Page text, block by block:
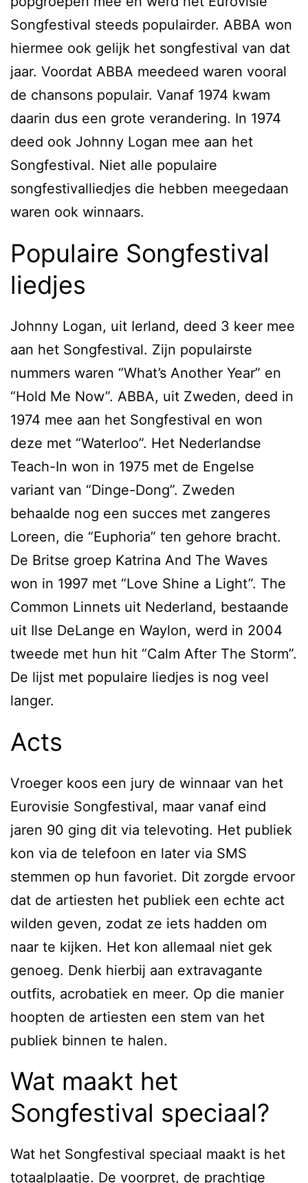
Songfestival steeds populairder. ABBA won
hiermee ook gelijk het songfestival van dat
jaar. Voordat ABBA meedeed waren vooral
de chansons populair. Vanaf 1974 kwam
daarin dus een grote verandering. In 1974
deed ook Johnny Logan mee aan het
Songfestival. Niet alle populaire
songfestivalliedjes die hebben meegedaan
waren ook winnaars.
Populaire Songfestival
liedjes
Johnny Logan, uit Ierland, deed 3 keer mee
aan het Songfestival. Zijn populairste
nummers waren “What’s Another Year” en
“Hold Me Now”. ABBA, uit Zweden, deed in
1974 mee aan het Songfestival en won
deze met “Waterloo”. Het Nederlandse
Teach-In won in 1975 met de Engelse
variant van “Dinge-Dong”. Zweden
behaalde nog een succes met zangeres
Loreen, die “Euphoria” ten gehore bracht.
De Britse groep Katrina And The Waves
won in 1997 met “Love Shine a Light”. The
Common Linnets uit Nederland, bestaande
uit Ilse DeLange en Waylon, werd in 2004
tweede met hun hit “Calm After The Storm”.
De lijst met populaire liedjes is nog veel
langer.
Acts
Vroeger koos een jury de winnaar van het
Eurovisie Songfestival, maar vanaf eind
jaren 90 ging dit via televoting. Het publiek
kon via de telefoon en later via SMS
stemmen op hun favoriet. Dit zorgde ervoor
dat de artiesten het publiek een echte act
wilden geven, zodat ze iets hadden om
naar te kijken. Het kon allemaal niet gek
genoeg. Denk hierbij aan extravagante
outfits, acrobatiek en meer. Op die manier
hoopten de artiesten een stem van het
publiek binnen te halen.
Wat maakt het
Songfestival speciaal?
Wat het Songfestival speciaal maakt is het
totaalplaatje. De voorpret, de prachtige